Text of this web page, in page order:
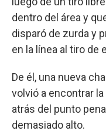
dentro del área y
disparó de zurda y
en la línea al tiro de
De él, una nueva
volvió a encontrar
atrás del punto
demasiado alto.